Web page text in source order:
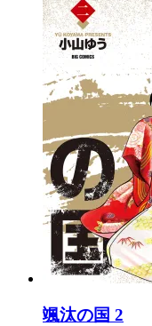
颯汰の国 2